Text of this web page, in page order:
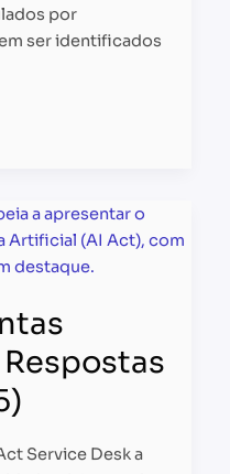
por
ser identificados
Service Desk a